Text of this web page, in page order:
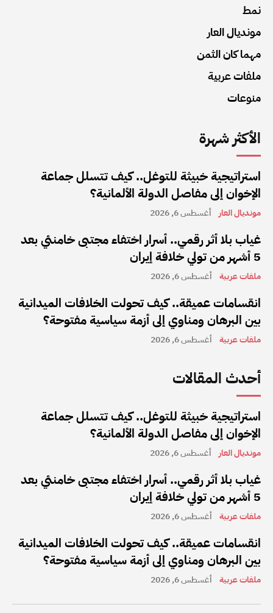
نمط
مونديال العار
مهما كان الثمن
ملفات عربية
منوعات
الأكثر شهرة
استراتيجية خبيثة للتوغل.. كيف تتسلل جماعة
الإخوان إلى مفاصل الدولة الألمانية؟
مونديال العار أغسطس 6, 2026
غياب بلا أثر رقمي.. أسرار اختفاء مجتبى خامنئي بعد
5 أشهر من تولي خلافة إيران
ملفات عربية أغسطس 6, 2026
انقسامات عميقة.. كيف تحولت الخلافات الميدانية
بين البرهان ومناوي إلى أزمة سياسية مفتوحة؟
ملفات عربية أغسطس 6, 2026
أحدث المقالات
استراتيجية خبيثة للتوغل.. كيف تتسلل جماعة
الإخوان إلى مفاصل الدولة الألمانية؟
مونديال العار أغسطس 6, 2026
غياب بلا أثر رقمي.. أسرار اختفاء مجتبى خامنئي بعد
5 أشهر من تولي خلافة إيران
ملفات عربية أغسطس 6, 2026
انقسامات عميقة.. كيف تحولت الخلافات الميدانية
بين البرهان ومناوي إلى أزمة سياسية مفتوحة؟
ملفات عربية أغسطس 6, 2026